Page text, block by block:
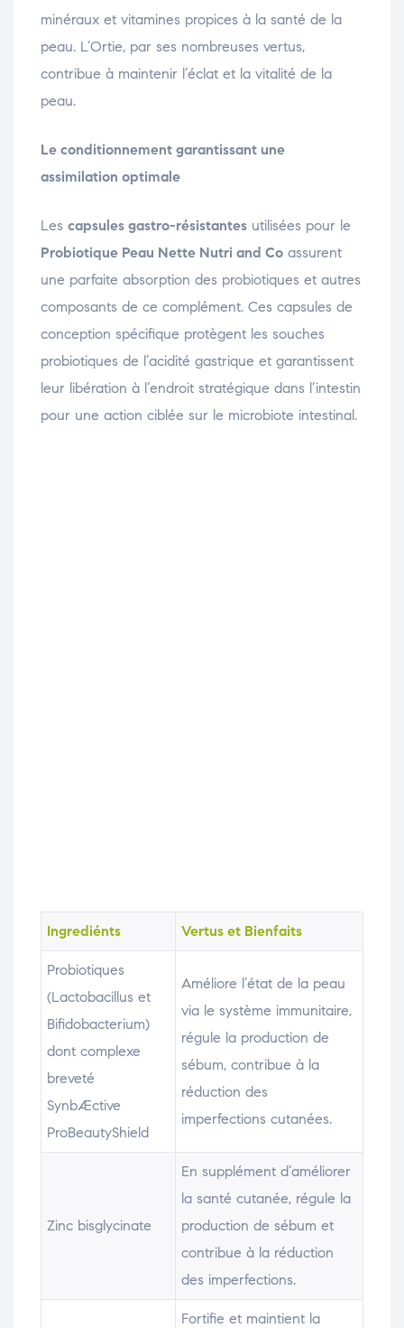
minéraux et vitamines propices à la santé de la
peau. L’Ortie, par ses nombreuses vertus,
contribue à maintenir l’éclat et la vitalité de la
peau.
Le conditionnement garantissant une
assimilation optimale
Les capsules gastro-résistantes utilisées pour le
Probiotique Peau Nette Nutri and Co assurent
une parfaite absorption des probiotiques et autres
composants de ce complément. Ces capsules de
conception spécifique protègent les souches
probiotiques de l’acidité gastrique et garantissent
leur libération à l’endroit stratégique dans l’intestin
pour une action ciblée sur le microbiote intestinal.
Ingrediénts Vertus et Bienfaits
Probiotiques
(Lactobacillus et
Bifidobacterium)
dont complexe
breveté
SynbÆctive
ProBeautyShield
Améliore l’état de la peau
via le système immunitaire,
régule la production de
sébum, contribue à la
réduction des
imperfections cutanées.
Zinc bisglycinate
En supplément d’améliorer
la santé cutanée, régule la
production de sébum et
contribue à la réduction
des imperfections.
Fortifie et maintient la